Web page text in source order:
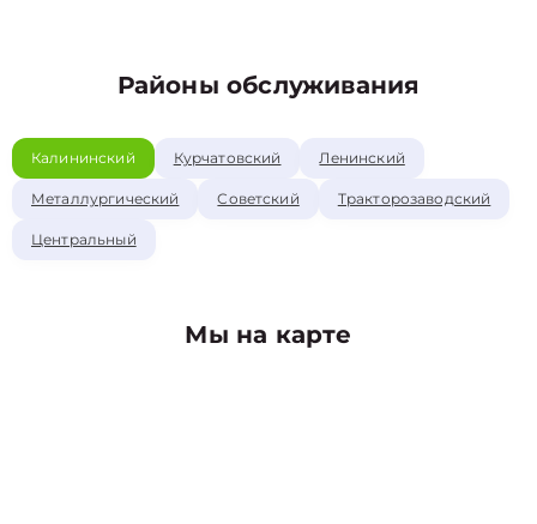
Районы обслуживания
Калининский Курчатовский Ленинский
Металлургический Советский Тракторозаводский
Центральный
Мы на карте